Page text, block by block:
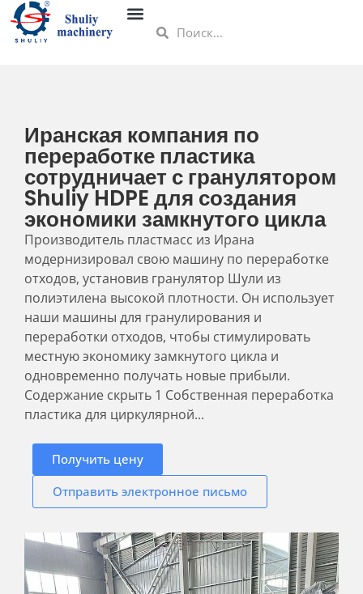
Иранская компания по
переработке пластика
сотрудничает с гранулятором
Shuliy HDPE для создания
экономики замкнутого цикла
Производитель пластмасс из Ирана
модернизировал свою машину по переработке
отходов, установив гранулятор Шули из
полиэтилена высокой плотности. Он использует
наши машины для гранулирования и
переработки отходов, чтобы стимулировать
местную экономику замкнутого цикла и
одновременно получать новые прибыли.
Содержание скрыть 1 Собственная переработка
пластика для циркулярной...
Получить цену
Отправить электронное письмо